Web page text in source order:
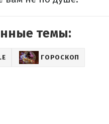
темы:
ГОРОСКОП